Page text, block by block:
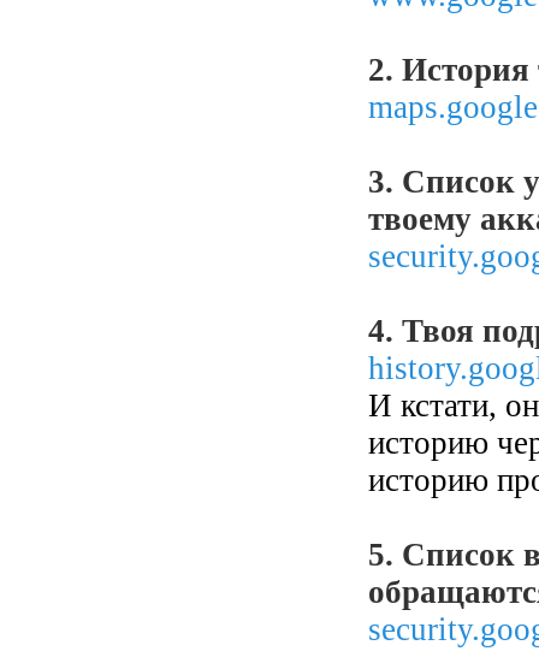
2.
3. Список
твоему
4. Твоя
И кстати,
историю
историю
5. Список